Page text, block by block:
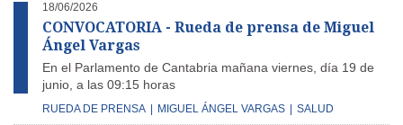
18/06/2026
CONVOCATORIA - Rueda de prensa de Miguel
Ángel Vargas
En el Parlamento de Cantabria mañana viernes, día 19 de
junio, a las 09:15 horas
RUEDA DE PRENSA MIGUEL ÁNGEL VARGAS SALUD